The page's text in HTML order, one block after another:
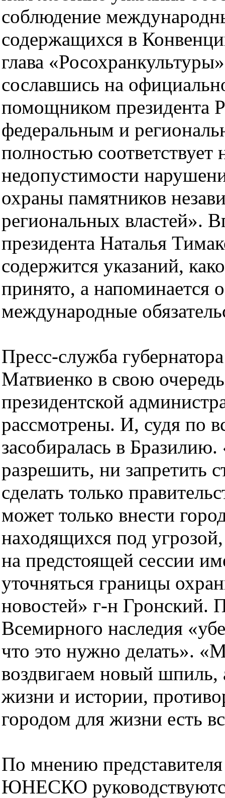
соблюдение
содержащихся в
глава
сославшись на
помощником президента
федеральным и
полностью
недопустимости
охраны памятников
региональных властей».
президента Наталья
содержится указаний,
принято, а напоминается
международные
Пресс-служба
Матвиенко в свою
президентской
рассмотрены. И, судя по
засобиралась в
разрешить, ни запретить
сделать только
может только внести
находящихся под
на предстоящей сессии
уточняться границы
новостей» г-н Гронский.
Всемирного наследия
что это нужно делать».
воздвигаем новый шпиль,
жизни и истории,
городом для жизни есть
По мнению представителя
ЮНЕСКО